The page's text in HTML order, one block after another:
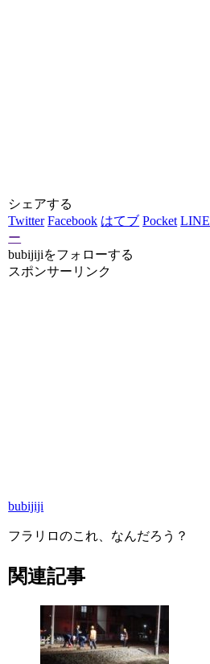
シェアする
Twitter Facebook はてブ Pocket LINE
ー
bubijijiをフォローする
スポンサーリンク
bubijiji
フラリロのこれ、なんだろう？
関連記事